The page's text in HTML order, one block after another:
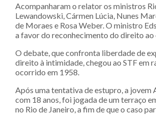
Acompanharam o relator os ministros
Lewandowski, Cármen Lúcia, Nunes
de Moraes e Rosa Weber. O ministro
a favor do reconhecimento do direito ao
O debate, que confronta liberdade de
direito à intimidade, chegou ao STF em
ocorrido em 1958.
Após uma tentativa de estupro, a jovem
com 18 anos, foi jogada de um terraço
no Rio de Janeiro, a fim de que o caso